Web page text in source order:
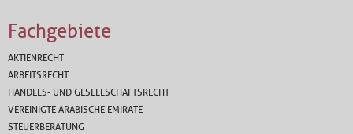
Fachgebiete
AKTIENRECHT
ARBEITSRECHT
HANDELS- UND GESELLSCHAFTSRECHT
VEREINIGTE ARABISCHE EMIRATE
STEUERBERATUNG